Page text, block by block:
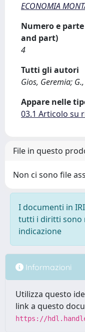
ECONOMIA
Numero e
and part)
4
Tutti gli autori
Gios, Geremia;
Appare nelle
03.1 Articolo su
File in questo
Non ci sono file
I documenti in
tutti i diritti sono
indicazione
Informazioni
Utilizza questo
link a questo
https://